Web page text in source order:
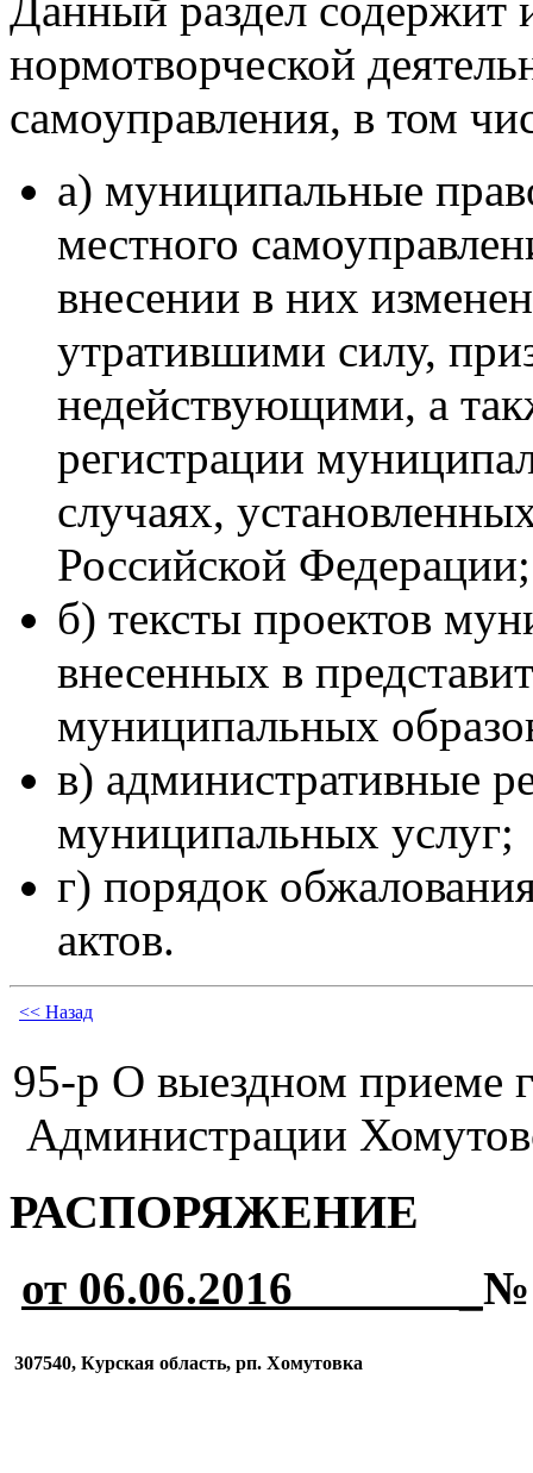
нормотворческой
самоуправления, в том
а) муниципальные
местного
внесении в них
утратившими силу,
недействующими, а
регистрации
случаях,
Российской Федерации;
б) тексты проектов
внесенных в
муниципальных
в) административные
муниципальных услуг;
г) порядок
актов.
<< Назад
95-р О выездном приеме
Администрации
РАСПОРЯЖЕНИЕ
от 06.06.2016 _
307540, Курская область, рп. Хомутовка